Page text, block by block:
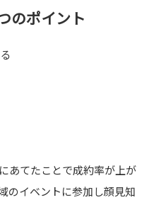
のポイント
あてたことで成約率が上が
のイベントに参加し顔見知